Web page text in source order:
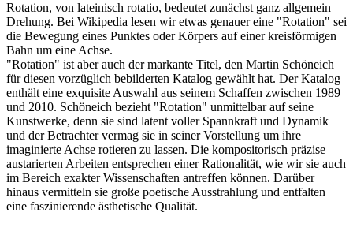
Rotation, von lateinisch rotatio, bedeutet zunächst ganz allgemein
Drehung. Bei Wikipedia lesen wir etwas genauer eine "Rotation" sei
die Bewegung eines Punktes oder Körpers auf einer kreisförmigen
Bahn um eine Achse.
"Rotation" ist aber auch der markante Titel, den Martin Schöneich
für diesen vorzüglich bebilderten Katalog gewählt hat. Der Katalog
enthält eine exquisite Auswahl aus seinem Schaffen zwischen 1989
und 2010. Schöneich bezieht "Rotation" unmittelbar auf seine
Kunstwerke, denn sie sind latent voller Spannkraft und Dynamik
und der Betrachter vermag sie in seiner Vorstellung um ihre
imaginierte Achse rotieren zu lassen. Die kompositorisch präzise
austarierten Arbeiten entsprechen einer Rationalität, wie wir sie auch
im Bereich exakter Wissenschaften antreffen können. Darüber
hinaus vermitteln sie große poetische Ausstrahlung und entfalten
eine faszinierende ästhetische Qualität.